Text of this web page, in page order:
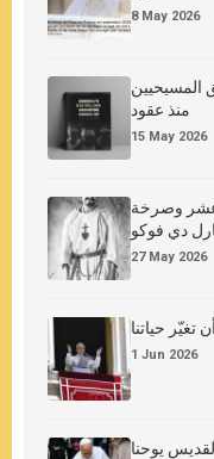
8 May 2026
المسيحيين
منذ عقود
15 May 2026
عشر وصرخة
دي فوكو
27 May 2026
تغيّر حياتنا
1 Jun 2026
يوحنا